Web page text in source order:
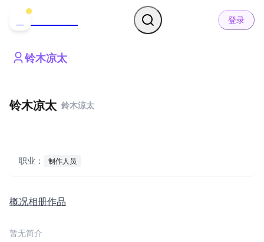
登录
铃木凉太
铃木凉太 鈴木涼太
职业： 制作人员
概况相册作品
暂无简介